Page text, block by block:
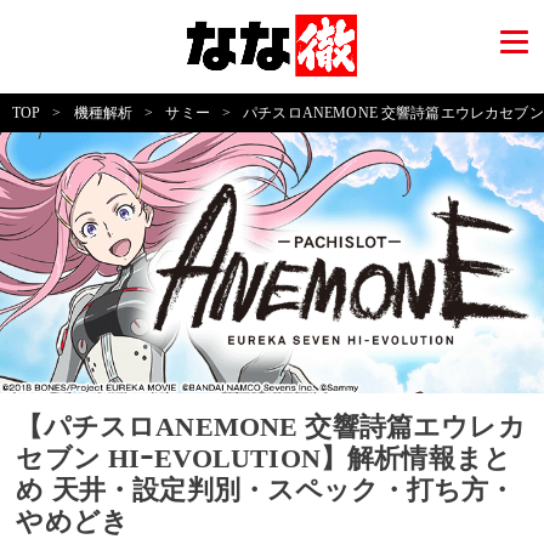
TOP > 機種解析 > サミー > パチスロANEMONE 交響詩篇エウレカセブ
【パチスロANEMONE 交響詩篇エウレカ
セブン HIｰEVOLUTION】解析情報まと
め 天井・設定判別・スペック・打ち方・
やめどき